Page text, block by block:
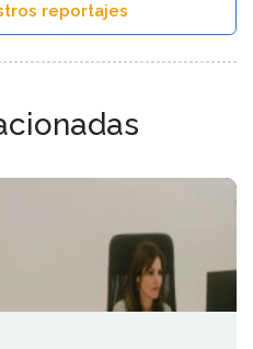
reportajes